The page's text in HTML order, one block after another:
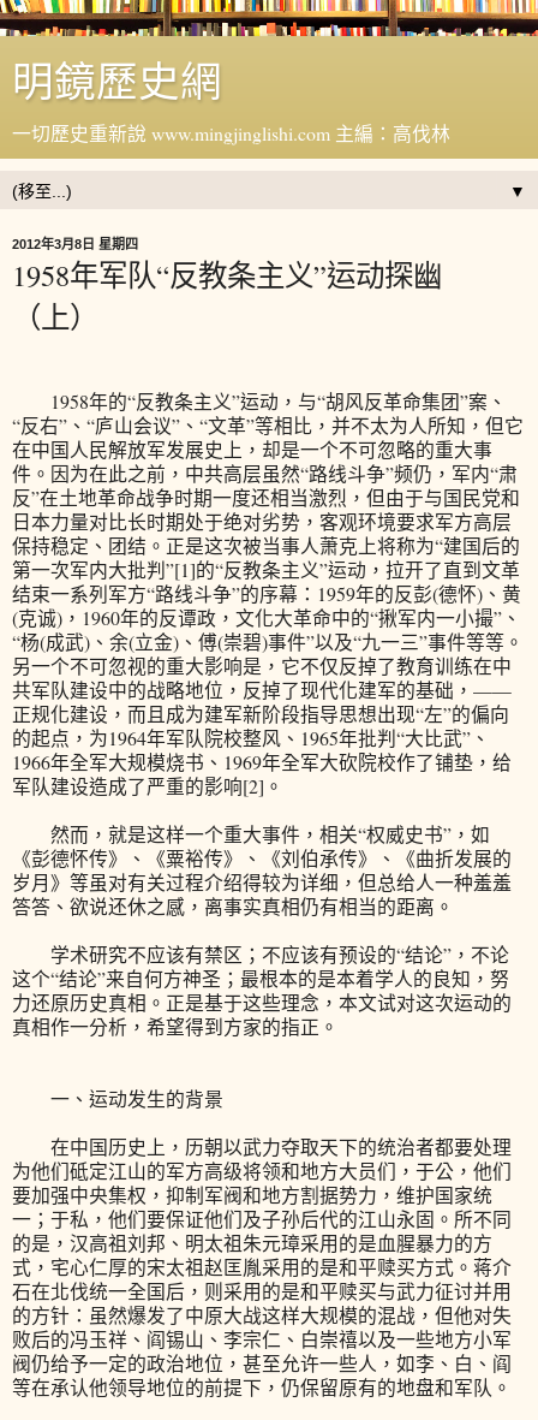
明鏡歷史網
一切歷史重新說 www.mingjinglishi.com 主編：高伐林
▼
2012年3月8日 星期四
1958年军队“反教条主义”运动探幽
（上）
1958年的“反教条主义”运动，与“胡风反革命集团”案、
“反右”、“庐山会议”、“文革”等相比，并不太为人所知，但它
在中国人民解放军发展史上，却是一个不可忽略的重大事
件。因为在此之前，中共高层虽然“路线斗争”频仍，军内“肃
反”在土地革命战争时期一度还相当激烈，但由于与国民党和
日本力量对比长时期处于绝对劣势，客观环境要求军方高层
保持稳定、团结。正是这次被当事人萧克上将称为“建国后的
第一次军内大批判”[1]的“反教条主义”运动，拉开了直到文革
结束一系列军方“路线斗争”的序幕：1959年的反彭(德怀)、黄
(克诚)，1960年的反谭政，文化大革命中的“揪军内一小撮”、
“杨(成武)、余(立金)、傅(崇碧)事件”以及“九一三”事件等等。
另一个不可忽视的重大影响是，它不仅反掉了教育训练在中
共军队建设中的战略地位，反掉了现代化建军的基础，——
正规化建设，而且成为建军新阶段指导思想出现“左”的偏向
的起点，为1964年军队院校整风、1965年批判“大比武”、
1966年全军大规模烧书、1969年全军大砍院校作了铺垫，给
军队建设造成了严重的影响[2]。
然而，就是这样一个重大事件，相关“权威史书”，如
《彭德怀传》、《粟裕传》、《刘伯承传》、《曲折发展的
岁月》等虽对有关过程介绍得较为详细，但总给人一种羞羞
答答、欲说还休之感，离事实真相仍有相当的距离。
学术研究不应该有禁区；不应该有预设的“结论”，不论
这个“结论”来自何方神圣；最根本的是本着学人的良知，努
力还原历史真相。正是基于这些理念，本文试对这次运动的
真相作一分析，希望得到方家的指正。
一、运动发生的背景
在中国历史上，历朝以武力夺取天下的统治者都要处理
为他们砥定江山的军方高级将领和地方大员们，于公，他们
要加强中央集权，抑制军阀和地方割据势力，维护国家统
一；于私，他们要保证他们及子孙后代的江山永固。所不同
的是，汉高祖刘邦、明太祖朱元璋采用的是血腥暴力的方
式，宅心仁厚的宋太祖赵匡胤采用的是和平赎买方式。蒋介
石在北伐统一全国后，则采用的是和平赎买与武力征讨并用
的方针：虽然爆发了中原大战这样大规模的混战，但他对失
败后的冯玉祥、阎锡山、李宗仁、白崇禧以及一些地方小军
阀仍给予一定的政治地位，甚至允许一些人，如李、白、阎
等在承认他领导地位的前提下，仍保留原有的地盘和军队。